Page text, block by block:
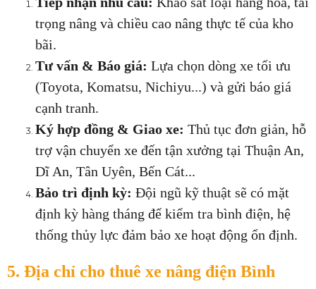
trọng nâng và chiều cao nâng thực tế của kho
bãi.
Tư vấn & Báo giá: Lựa chọn dòng xe tối ưu
(Toyota, Komatsu, Nichiyu...) và gửi báo giá
cạnh tranh.
Ký hợp đồng & Giao xe: Thủ tục đơn giản, hỗ
trợ vận chuyển xe đến tận xưởng tại Thuận An,
Dĩ An, Tân Uyên, Bến Cát...
Bảo trì định kỳ: Đội ngũ kỹ thuật sẽ có mặt
định kỳ hàng tháng để kiểm tra bình điện, hệ
thống thủy lực đảm bảo xe hoạt động ổn định.
5. Địa chỉ cho thuê xe nâng điện Bình